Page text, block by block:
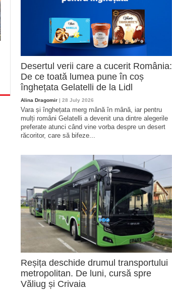
Desertul verii care a cucerit România:
De ce toată lumea pune în coș
înghețata Gelatelli de la Lidl
Alina Dragomir | 28 July 2026
Vara și înghețata merg mână în mână, iar pentru
mulți români Gelatelli a devenit una dintre alegerile
preferate atunci când vine vorba despre un desert
răcoritor, care să bifeze...
Reșița deschide drumul transportului
metropolitan. De luni, cursă spre
Văliug și Crivaia